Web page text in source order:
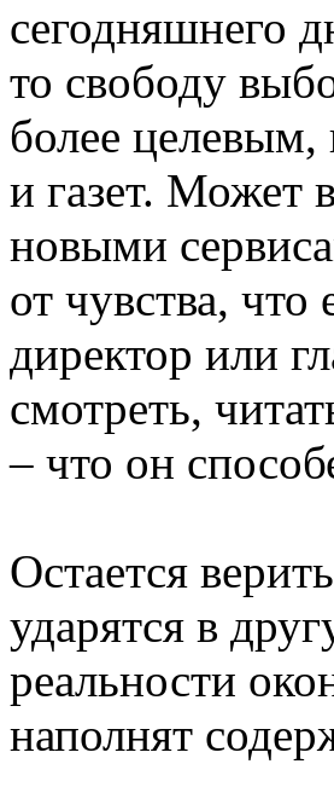
сегодняшнего
то свободу
более целевым,
и газет. Может
новыми
от чувства,
директор или
смотреть,
– что он
Остается
ударятся в
реальности
наполнят